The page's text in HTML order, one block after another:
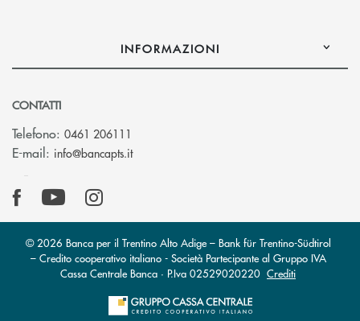
INFORMAZIONI
CONTATTI
Telefono: 0461 206111
E-mail: info@bancapts.it(si apre l’app di posta elettronica)
© 2026 Banca per il Trentino Alto Adige – Bank für Trentino-Südtirol
– Credito cooperativo italiano - Società Partecipante al Gruppo IVA
Cassa Centrale Banca · P.Iva 02529020220 Crediti